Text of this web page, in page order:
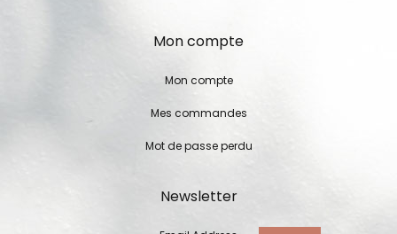
Mon compte
Mon compte
Mes commandes
Mot de passe perdu
Newsletter